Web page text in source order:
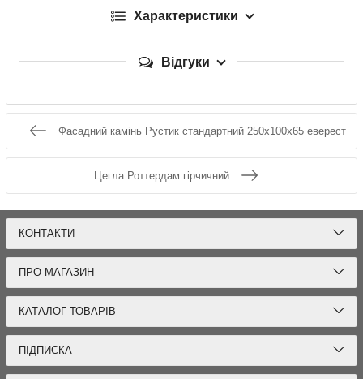
Характеристики
Відгуки
Фасадний камінь Рустик стандартний 250х100х65 еверест
Цегла Роттердам гірчичний
КОНТАКТИ
ПРО МАГАЗИН
КАТАЛОГ ТОВАРІВ
ПІДПИСКА